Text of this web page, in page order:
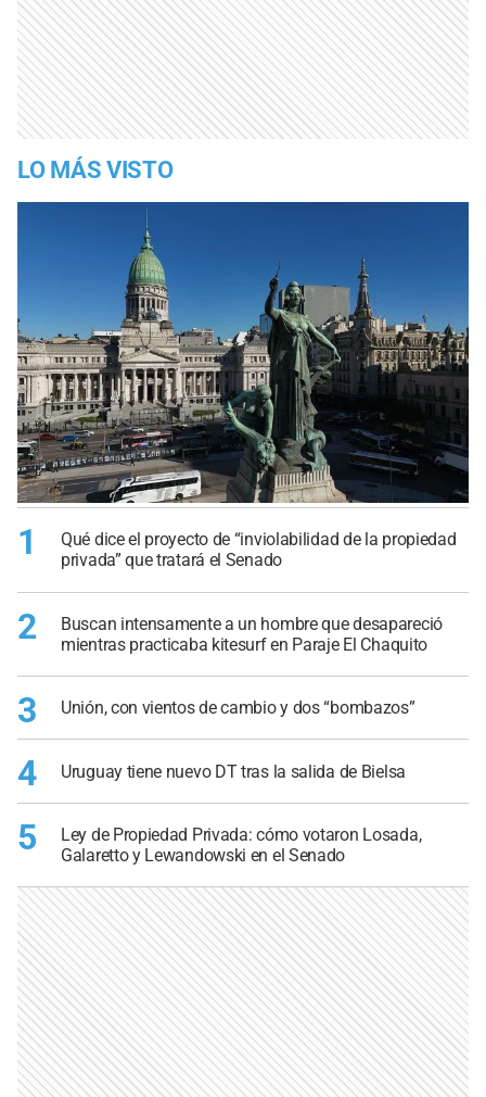
LO MÁS VISTO
1
Qué dice el proyecto de “inviolabilidad de la propiedad
privada” que tratará el Senado
2
Buscan intensamente a un hombre que desapareció
mientras practicaba kitesurf en Paraje El Chaquito
3 Unión, con vientos de cambio y dos “bombazos”
4 Uruguay tiene nuevo DT tras la salida de Bielsa
5
Ley de Propiedad Privada: cómo votaron Losada,
Galaretto y Lewandowski en el Senado